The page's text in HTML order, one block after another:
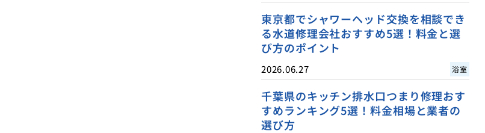
東京都でシャワーヘッド交換を相談でき
る水道修理会社おすすめ5選！料金と選
び方のポイント
2026.06.27 浴室
千葉県のキッチン排水口つまり修理おす
すめランキング5選！料金相場と業者の
選び方